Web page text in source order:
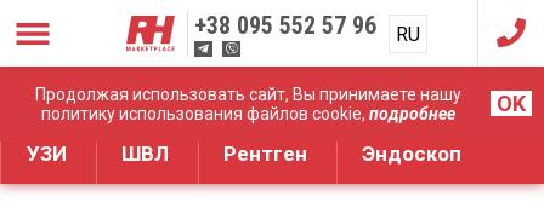
Продолжая использовать сайт, Вы принимаете нашу
политику использования файлов cookie, подробнее OK
+38 095 552 57 96 RU
UA
Дистрибуция медицинского оборудования
УЗИ ШВЛ Рентген Эндоскоп